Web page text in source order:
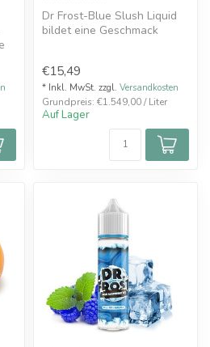
Dr Frost-Blue Slush Liquid
bildet eine Geschmack
€15,49
* Inkl. MwSt. zzgl. Versandkosten
Grundpreis: €1.549,00 / Liter
Auf Lager